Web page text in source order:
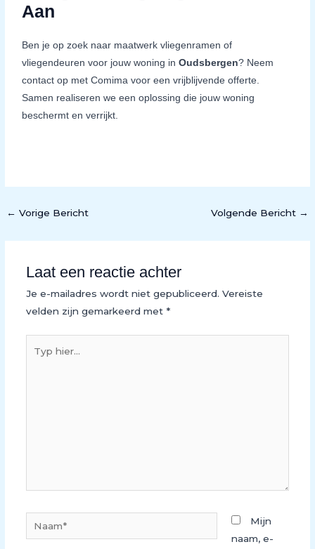
Aan
Ben je op zoek naar maatwerk vliegenramen of
vliegendeuren voor jouw woning inOudsbergen? Neem
contact op met Comima voor een vrijblijvende offerte.
Samen realiseren we een oplossing die jouw woning
beschermt en verrijkt.
← Vorige Bericht Volgende Bericht →
Laat een reactie achter
Je e-mailadres wordt niet gepubliceerd. Vereiste
velden zijn gemarkeerd met *
hier...
Mijn
naam, e-